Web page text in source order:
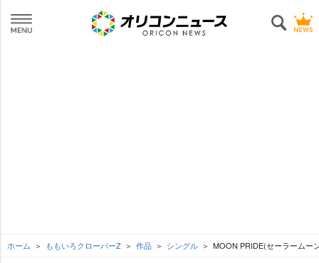
ホーム ももいろクローバーZ 作品 シングル MOON PRIDE(セーラームー